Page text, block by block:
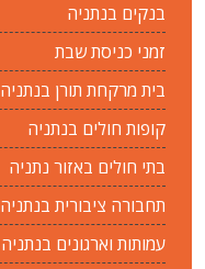
בנקים בנתניה
זמני כניסת שבת
בית מרקחת תורן בנתניה
קופות חולים בנתניה
בתי חולים באזור נתניה
תחבורה ציבורית בנתניה
עמותות וארגונים בנתניה